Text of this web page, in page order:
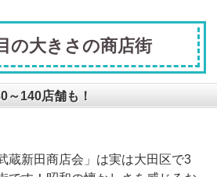
の大きさの商店街
～140店舗も！
蔵新田商店会」は実は大田区で3